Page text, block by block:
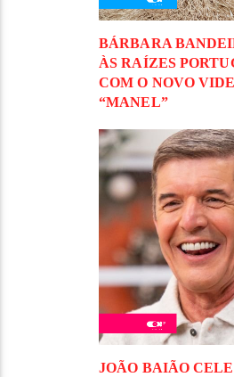
BÁRBARA
ÀS RAÍZES
COM O NOVO
“MANEL”
JOÃO BAIÃO